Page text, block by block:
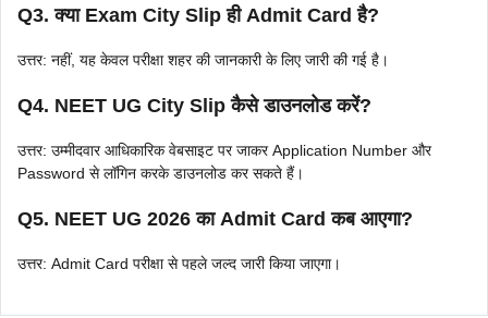
Q3. क्या Exam City Slip ही Admit Card है?
उत्तर: नहीं, यह केवल परीक्षा शहर की जानकारी के लिए जारी की गई है।
Q4. NEET UG City Slip कैसे डाउनलोड करें?
उत्तर: उम्मीदवार आधिकारिक वेबसाइट पर जाकर Application Number और
Password से लॉगिन करके डाउनलोड कर सकते हैं।
Q5. NEET UG 2026 का Admit Card कब आएगा?
उत्तर: Admit Card परीक्षा से पहले जल्द जारी किया जाएगा।